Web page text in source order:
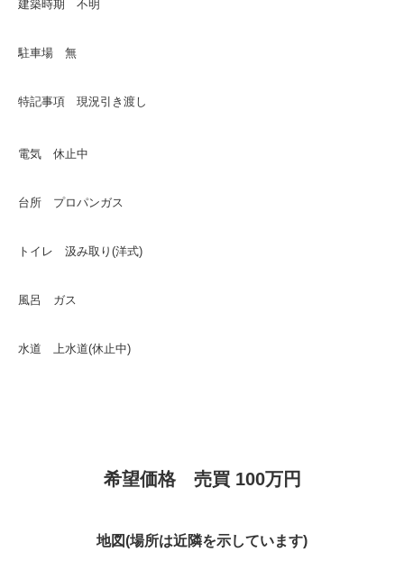
建築時期 不明
駐車場 無
特記事項 現況引き渡し
電気 休止中
台所 プロパンガス
トイレ 汲み取り(洋式)
風呂 ガス
水道 上水道(休止中)
希望価格 売買 100万円
地図(場所は近隣を示しています)